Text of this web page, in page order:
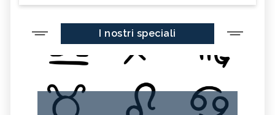
I nostri speciali